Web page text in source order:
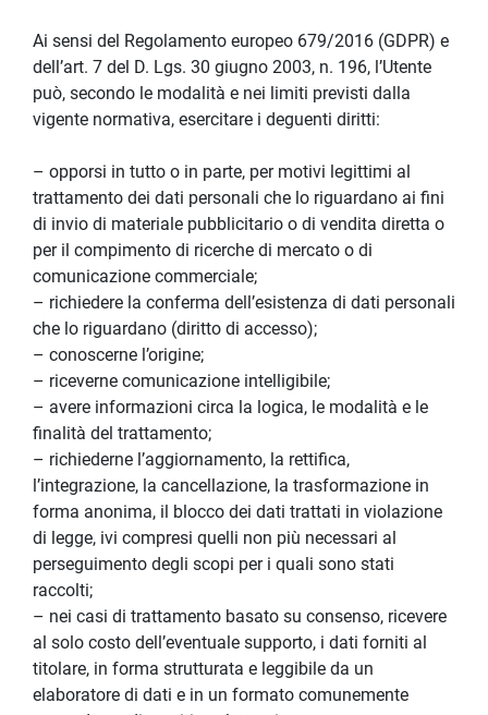
Ai sensi del Regolamento europeo 679/2016 (GDPR) e
dell’art. 7 del D. Lgs. 30 giugno 2003, n. 196, l’Utente
può, secondo le modalità e nei limiti previsti dalla
vigente normativa, esercitare i deguenti diritti:
– opporsi in tutto o in parte, per motivi legittimi al
trattamento dei dati personali che lo riguardano ai fini
di invio di materiale pubblicitario o di vendita diretta o
per il compimento di ricerche di mercato o di
comunicazione commerciale;
– richiedere la conferma dell’esistenza di dati personali
che lo riguardano (diritto di accesso);
– conoscerne l’origine;
– riceverne comunicazione intelligibile;
– avere informazioni circa la logica, le modalità e le
finalità del trattamento;
– richiederne l’aggiornamento, la rettifica,
l’integrazione, la cancellazione, la trasformazione in
forma anonima, il blocco dei dati trattati in violazione
di legge, ivi compresi quelli non più necessari al
perseguimento degli scopi per i quali sono stati
raccolti;
– nei casi di trattamento basato su consenso, ricevere
al solo costo dell’eventuale supporto, i dati forniti al
titolare, in forma strutturata e leggibile da un
elaboratore di dati e in un formato comunemente